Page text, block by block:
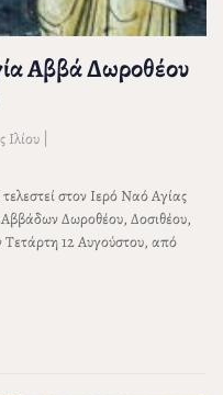
Αββά Δωροθέου
|
στον Ιερό Ναό Αγίας
Δωροθέου, Δοσιθέου,
Τετάρτη 12 Αυγούστου, από